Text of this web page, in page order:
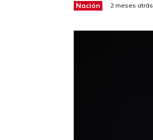
Nación 2 meses atrás